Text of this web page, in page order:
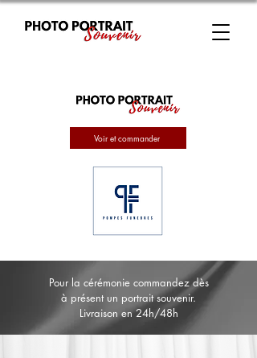
Voir et commander
Pour la cérémonie commandez dès
à présent un portrait souvenir.
Livraison en 24h/48h